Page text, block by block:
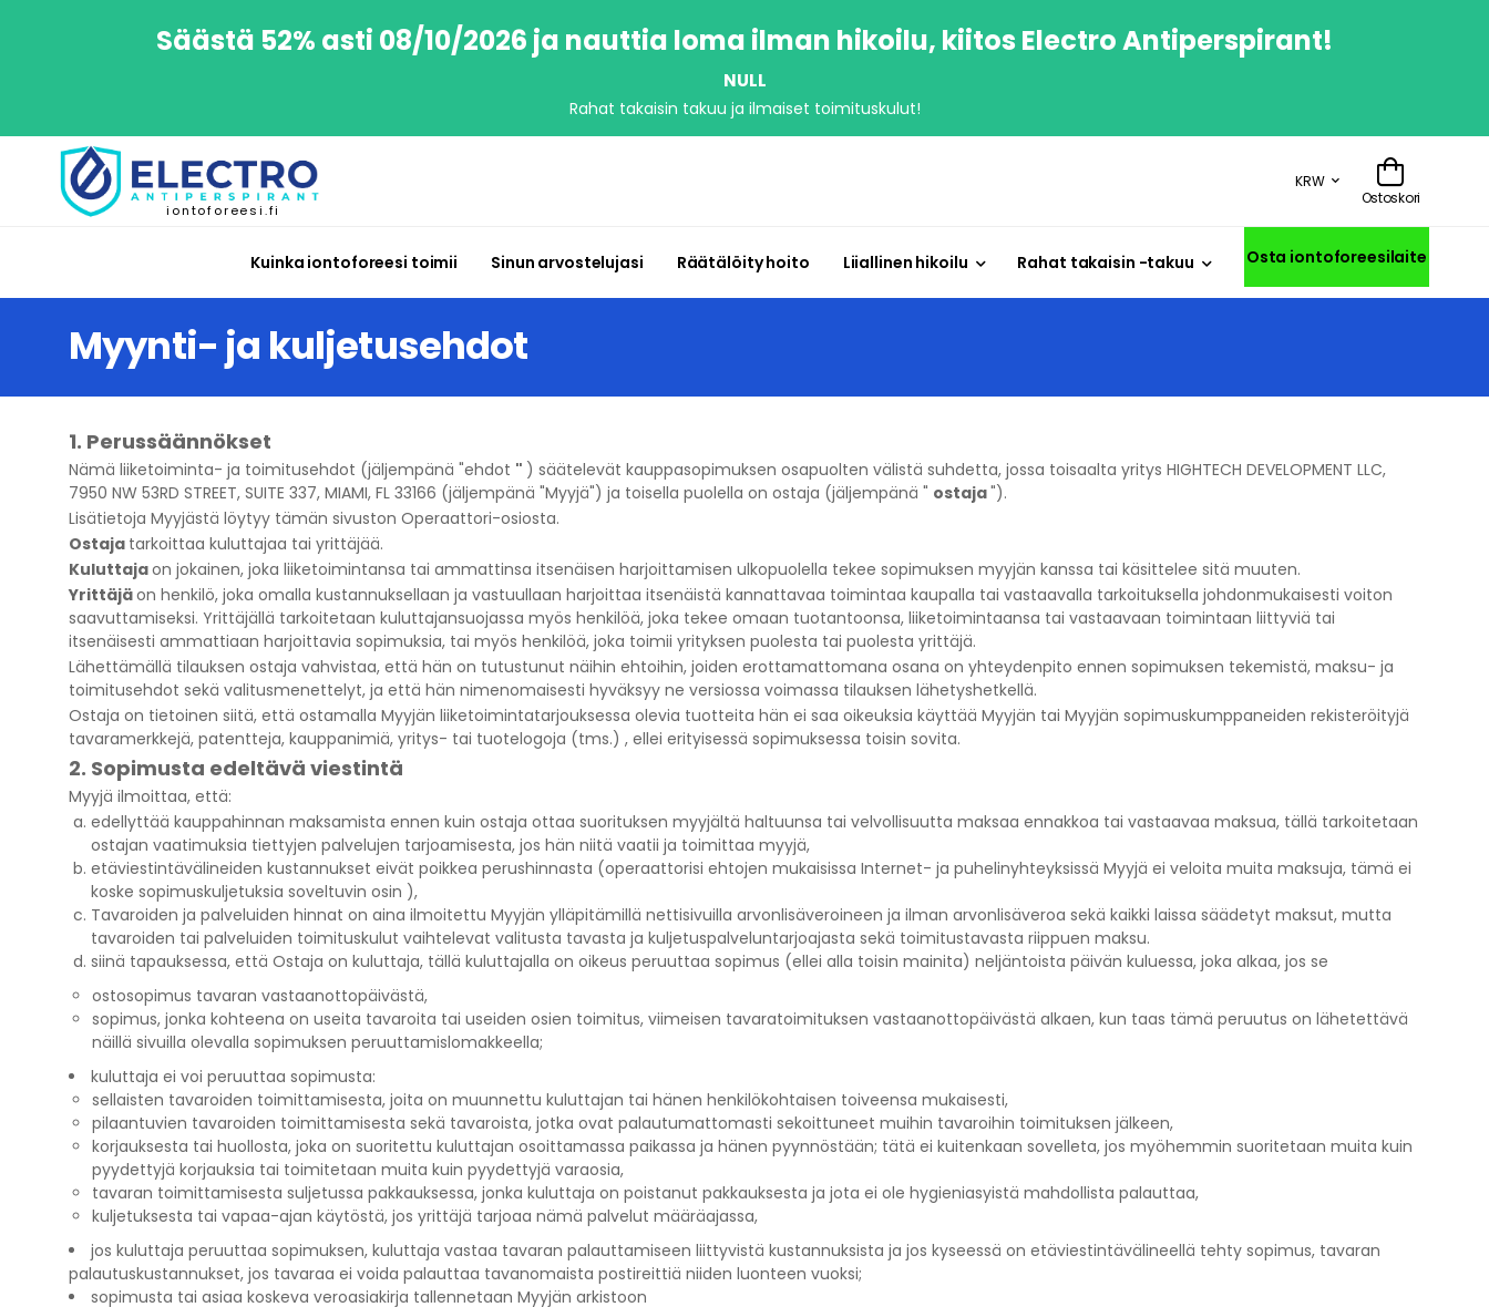
Säästä 52% asti 08/10/2026 ja nauttia loma ilman hikoilu, kiitos Electro Antiperspirant!
NULL
Rahat takaisin takuu ja ilmaiset toimituskulut!
iontoforeesi.fi
KRW
Ostoskori
Kuinka iontoforeesi toimii Sinun arvostelujasi Räätälöity hoito Liiallinen hikoilu Rahat takaisin -takuu Osta iontoforeesilaite
Myynti- ja kuljetusehdot
1. Perussäännökset
Nämä liiketoiminta- ja toimitusehdot (jäljempänä "ehdot " ) säätelevät kauppasopimuksen osapuolten välistä suhdetta, jossa toisaalta yritys HIGHTECH DEVELOPMENT LLC,
7950 NW 53RD STREET, SUITE 337, MIAMI, FL 33166 (jäljempänä "Myyjä") ja toisella puolella on ostaja (jäljempänä " ostaja").
Lisätietoja Myyjästä löytyy tämän sivuston Operaattori-osiosta.
Ostaja tarkoittaa kuluttajaa tai yrittäjää.
Kuluttajaon jokainen, joka liiketoimintansa tai ammattinsa itsenäisen harjoittamisen ulkopuolella tekee sopimuksen myyjän kanssa tai käsittelee sitä muuten.
Yrittäjäon henkilö, joka omalla kustannuksellaan ja vastuullaan harjoittaa itsenäistä kannattavaa toimintaa kaupalla tai vastaavalla tarkoituksella johdonmukaisesti voiton
saavuttamiseksi. Yrittäjällä tarkoitetaan kuluttajansuojassa myös henkilöä, joka tekee omaan tuotantoonsa, liiketoimintaansa tai vastaavaan toimintaan liittyviä tai
itsenäisesti ammattiaan harjoittavia sopimuksia, tai myös henkilöä, joka toimii yrityksen puolesta tai puolesta yrittäjä.
Lähettämällä tilauksen ostaja vahvistaa, että hän on tutustunut näihin ehtoihin, joiden erottamattomana osana on yhteydenpito ennen sopimuksen tekemistä, maksu- ja
toimitusehdot sekä valitusmenettelyt, ja että hän nimenomaisesti hyväksyy ne versiossa voimassa tilauksen lähetyshetkellä.
Ostaja on tietoinen siitä, että ostamalla Myyjän liiketoimintatarjouksessa olevia tuotteita hän ei saa oikeuksia käyttää Myyjän tai Myyjän sopimuskumppaneiden rekisteröityjä
tavaramerkkejä, patentteja, kauppanimiä, yritys- tai tuotelogoja (tms.) , ellei erityisessä sopimuksessa toisin sovita.
2. Sopimusta edeltävä viestintä
Myyjä ilmoittaa, että:
edellyttää kauppahinnan maksamista ennen kuin ostaja ottaa suorituksen myyjältä haltuunsa tai velvollisuutta maksaa ennakkoa tai vastaavaa maksua, tällä tarkoitetaan
ostajan vaatimuksia tiettyjen palvelujen tarjoamisesta, jos hän niitä vaatii ja toimittaa myyjä,
etäviestintävälineiden kustannukset eivät poikkea perushinnasta (operaattorisi ehtojen mukaisissa Internet- ja puhelinyhteyksissä Myyjä ei veloita muita maksuja, tämä ei
koske sopimuskuljetuksia soveltuvin osin ),
Tavaroiden ja palveluiden hinnat on aina ilmoitettu Myyjän ylläpitämillä nettisivuilla arvonlisäveroineen ja ilman arvonlisäveroa sekä kaikki laissa säädetyt maksut, mutta
tavaroiden tai palveluiden toimituskulut vaihtelevat valitusta tavasta ja kuljetuspalveluntarjoajasta sekä toimitustavasta riippuen maksu.
siinä tapauksessa, että Ostaja on kuluttaja, tällä kuluttajalla on oikeus peruuttaa sopimus (ellei alla toisin mainita) neljäntoista päivän kuluessa, joka alkaa, jos se
ostosopimus tavaran vastaanottopäivästä,
sopimus, jonka kohteena on useita tavaroita tai useiden osien toimitus, viimeisen tavaratoimituksen vastaanottopäivästä alkaen, kun taas tämä peruutus on lähetettävä
näillä sivuilla olevalla sopimuksen peruuttamislomakkeella;
kuluttaja ei voi peruuttaa sopimusta:
sellaisten tavaroiden toimittamisesta, joita on muunnettu kuluttajan tai hänen henkilökohtaisen toiveensa mukaisesti,
pilaantuvien tavaroiden toimittamisesta sekä tavaroista, jotka ovat palautumattomasti sekoittuneet muihin tavaroihin toimituksen jälkeen,
korjauksesta tai huollosta, joka on suoritettu kuluttajan osoittamassa paikassa ja hänen pyynnöstään; tätä ei kuitenkaan sovelleta, jos myöhemmin suoritetaan muita kuin
pyydettyjä korjauksia tai toimitetaan muita kuin pyydettyjä varaosia,
tavaran toimittamisesta suljetussa pakkauksessa, jonka kuluttaja on poistanut pakkauksesta ja jota ei ole hygieniasyistä mahdollista palauttaa,
kuljetuksesta tai vapaa-ajan käytöstä, jos yrittäjä tarjoaa nämä palvelut määräajassa,
jos kuluttaja peruuttaa sopimuksen, kuluttaja vastaa tavaran palauttamiseen liittyvistä kustannuksista ja jos kyseessä on etäviestintävälineellä tehty sopimus, tavaran
palautuskustannukset, jos tavaraa ei voida palauttaa tavanomaista postireittiä niiden luonteen vuoksi;
sopimusta tai asiaa koskeva veroasiakirja tallennetaan Myyjän arkistoon